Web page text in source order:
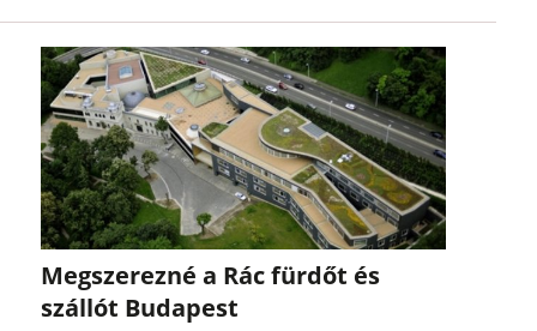
Megszerezné a Rác fürdőt és
szállót Budapest